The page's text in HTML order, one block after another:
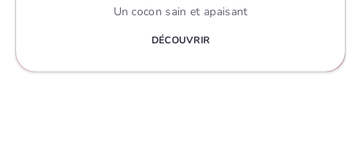
Un cocon sain et apaisant
DÉCOUVRIR